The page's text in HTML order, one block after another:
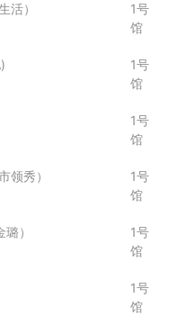
活）
1号
馆
1号
馆
1号
馆
领秀）
1号
馆
）
1号
馆
1号
馆